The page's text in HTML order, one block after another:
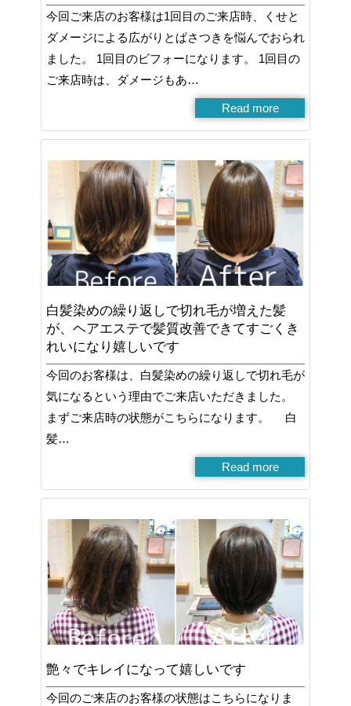
今回ご来店のお客様は1回目のご来店時、くせと
ダメージによる広がりとぱさつきを悩んでおられ
ました。 1回目のビフォーになります。 1回目の
ご来店時は、ダメージもあ…
Read more
白髪染めの繰り返しで切れ毛が増えた髪
が、ヘアエステで髪質改善できてすごくき
れいになり嬉しいです
今回のお客様は、白髪染めの繰り返しで切れ毛が
気になるという理由でご来店いただきました。
まずご来店時の状態がこちらになります。 白
髪…
Read more
艶々でキレイになって嬉しいです
今回のご来店のお客様の状態はこちらになりま